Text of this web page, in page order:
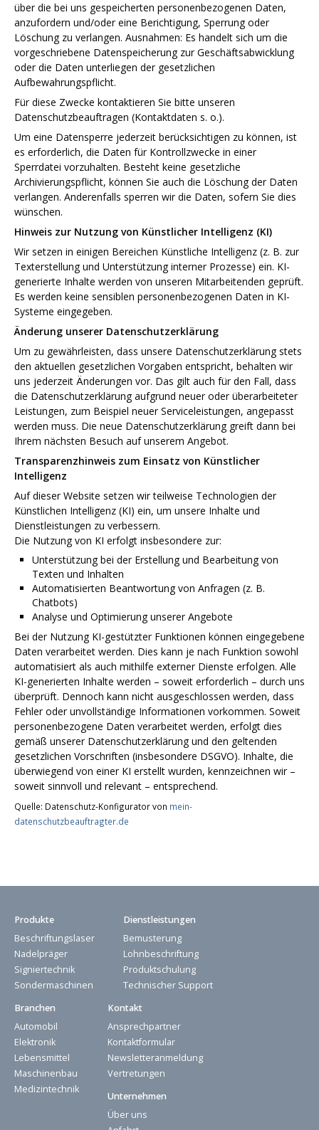
über die bei uns gespeicherten personenbezogenen Daten,
anzufordern und/oder eine Berichtigung, Sperrung oder
Löschung zu verlangen. Ausnahmen: Es handelt sich um die
vorgeschriebene Datenspeicherung zur Geschäftsabwicklung
oder die Daten unterliegen der gesetzlichen
Aufbewahrungspflicht.
Für diese Zwecke kontaktieren Sie bitte unseren
Datenschutzbeauftragen (Kontaktdaten s. o.).
Um eine Datensperre jederzeit berücksichtigen zu können, ist
es erforderlich, die Daten für Kontrollzwecke in einer
Sperrdatei vorzuhalten. Besteht keine gesetzliche
Archivierungspflicht, können Sie auch die Löschung der Daten
verlangen. Anderenfalls sperren wir die Daten, sofern Sie dies
wünschen.
Hinweis zur Nutzung von Künstlicher Intelligenz (KI)
Wir setzen in einigen Bereichen Künstliche Intelligenz (z. B. zur
Texterstellung und Unterstützung interner Prozesse) ein. KI-
generierte Inhalte werden von unseren Mitarbeitenden geprüft.
Es werden keine sensiblen personenbezogenen Daten in KI-
Systeme eingegeben.
Änderung unserer Datenschutzerklärung
Um zu gewährleisten, dass unsere Datenschutzerklärung stets
den aktuellen gesetzlichen Vorgaben entspricht, behalten wir
uns jederzeit Änderungen vor. Das gilt auch für den Fall, dass
die Datenschutzerklärung aufgrund neuer oder überarbeiteter
Leistungen, zum Beispiel neuer Serviceleistungen, angepasst
werden muss. Die neue Datenschutzerklärung greift dann bei
Ihrem nächsten Besuch auf unserem Angebot.
Transparenzhinweis zum Einsatz von Künstlicher
Intelligenz
Auf dieser Website setzen wir teilweise Technologien der
Künstlichen Intelligenz (KI) ein, um unsere Inhalte und
Dienstleistungen zu verbessern.
Die Nutzung von KI erfolgt insbesondere zur:
Unterstützung bei der Erstellung und Bearbeitung von
Texten und Inhalten
Automatisierten Beantwortung von Anfragen (z. B.
Chatbots)
Analyse und Optimierung unserer Angebote
Bei der Nutzung KI-gestützter Funktionen können eingegebene
Daten verarbeitet werden. Dies kann je nach Funktion sowohl
automatisiert als auch mithilfe externer Dienste erfolgen. Alle
KI-generierten Inhalte werden – soweit erforderlich – durch uns
überprüft. Dennoch kann nicht ausgeschlossen werden, dass
Fehler oder unvollständige Informationen vorkommen. Soweit
personenbezogene Daten verarbeitet werden, erfolgt dies
gemäß unserer Datenschutzerklärung und den geltenden
gesetzlichen Vorschriften (insbesondere DSGVO). Inhalte, die
überwiegend von einer KI erstellt wurden, kennzeichnen wir –
soweit sinnvoll und relevant – entsprechend.
Quelle: Datenschutz-Konfigurator von mein-
datenschutzbeauftragter.de
Produkte
Beschriftungslaser
Nadelpräger
Signiertechnik
Sondermaschinen
Dienstleistungen
Bemusterung
Lohnbeschriftung
Produktschulung
Technischer Support
Branchen
Automobil
Elektronik
Lebensmittel
Maschinenbau
Medizintechnik
Kontakt
Ansprechpartner
Kontaktformular
Newsletteranmeldung
Vertretungen
Unternehmen
Über uns